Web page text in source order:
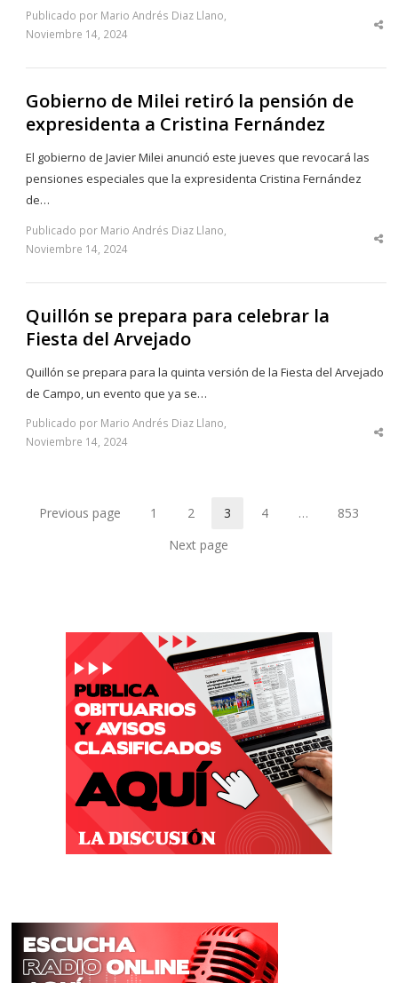
Publicado por Mario Andrés Diaz Llano,
Noviembre 14, 2024
Gobierno de Milei retiró la pensión de
expresidenta a Cristina Fernández
El gobierno de Javier Milei anunció este jueves que revocará las
pensiones especiales que la expresidenta Cristina Fernández
de…
Publicado por Mario Andrés Diaz Llano,
Noviembre 14, 2024
Quillón se prepara para celebrar la
Fiesta del Arvejado
Quillón se prepara para la quinta versión de la Fiesta del Arvejado
de Campo, un evento que ya se…
Publicado por Mario Andrés Diaz Llano,
Noviembre 14, 2024
Previous page Page
1 Page
2 Page
3 Page
4 … Page
853
Next page